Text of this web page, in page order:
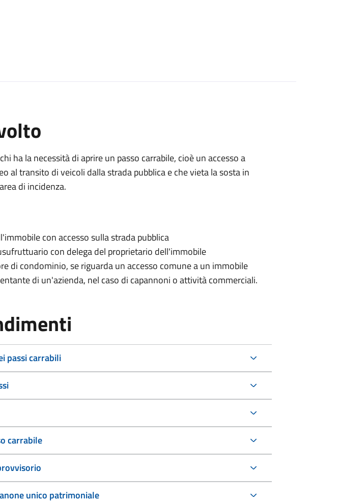
ha la necessità di aprire un passo carrabile, cioè un accesso a
al transito di veicoli dalla strada pubblica e che vieta la sosta in
di incidenza.
con accesso sulla strada pubblica
con delega del proprietario dell'immobile
di condominio, se riguarda un accesso comune a un immobile
di un'azienda, nel caso di capannoni o attività commerciali.
passi carrabili
carrabile
unico patrimoniale